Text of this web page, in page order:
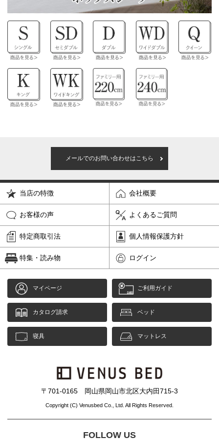
メールでのお問い合わせはこちら
当店の特徴 会社概要
お客様の声 よくあるご質問
特定商取引法 個人情報保護方針
特集・読み物 ログイン
マイページ ご利用ガイド
カタログ請求 ベッド
寝具 マットレス
〒701-0165 岡山県岡山市北区大内田715-3
Copyright (C) Venusbed Co., Ltd. All Rights Reserved.
FOLLOW US